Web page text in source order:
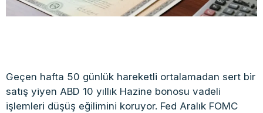
Geçen hafta 50 günlük hareketli ortalamadan sert bir
satış yiyen ABD 10 yıllık Hazine bonosu vadeli
işlemleri düşüş eğilimini koruyor. Fed Aralık FOMC